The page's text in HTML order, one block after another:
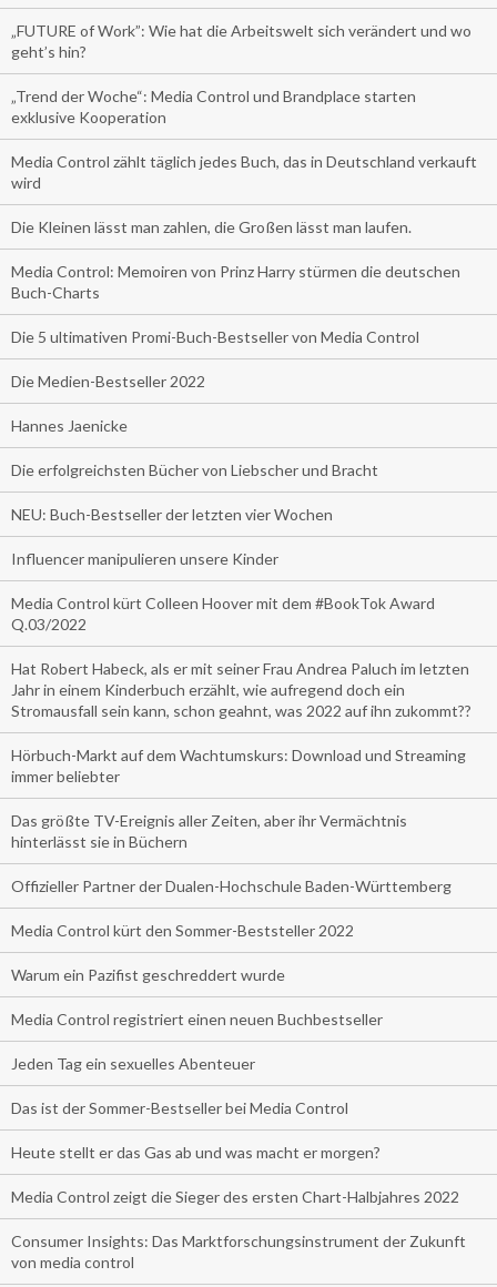
„FUTURE of Work”: Wie hat die Arbeitswelt sich verändert und wo
geht’s hin?
„Trend der Woche“: Media Control und Brandplace starten
exklusive Kooperation
Media Control zählt täglich jedes Buch, das in Deutschland verkauft
wird
Die Kleinen lässt man zahlen, die Großen lässt man laufen.
Media Control: Memoiren von Prinz Harry stürmen die deutschen
Buch-Charts
Die 5 ultimativen Promi-Buch-Bestseller von Media Control
Die Medien-Bestseller 2022
Hannes Jaenicke
Die erfolgreichsten Bücher von Liebscher und Bracht
NEU: Buch-Bestseller der letzten vier Wochen
Influencer manipulieren unsere Kinder
Media Control kürt Colleen Hoover mit dem #BookTok Award
Q.03/2022
Hat Robert Habeck, als er mit seiner Frau Andrea Paluch im letzten
Jahr in einem Kinderbuch erzählt, wie aufregend doch ein
Stromausfall sein kann, schon geahnt, was 2022 auf ihn zukommt??
Hörbuch-Markt auf dem Wachtumskurs: Download und Streaming
immer beliebter
Das größte TV-Ereignis aller Zeiten, aber ihr Vermächtnis
hinterlässt sie in Büchern
Offizieller Partner der Dualen-Hochschule Baden-Württemberg
Media Control kürt den Sommer-Beststeller 2022
Warum ein Pazifist geschreddert wurde
Media Control registriert einen neuen Buchbestseller
Jeden Tag ein sexuelles Abenteuer
Das ist der Sommer-Bestseller bei Media Control
Heute stellt er das Gas ab und was macht er morgen?
Media Control zeigt die Sieger des ersten Chart-Halbjahres 2022
Consumer Insights: Das Marktforschungsinstrument der Zukunft
von media control